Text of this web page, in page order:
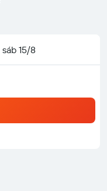
sáb 15/8